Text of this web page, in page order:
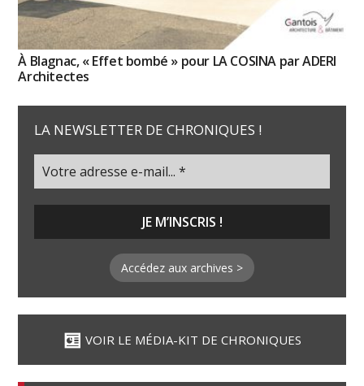
À Blagnac, « Effet bombé » pour LA COSINA par ADERI
Architectes
LA NEWSLETTER DE CHRONIQUES !
Accédez aux archives >
VOIR LE MÉDIA-KIT DE CHRONIQUES